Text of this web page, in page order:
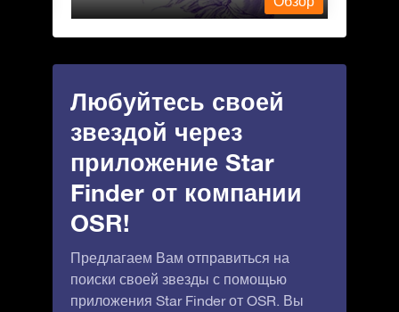
Любуйтесь своей
звездой через
приложение Star
Finder от компании
OSR!
Предлагаем Вам отправиться на
поиски своей звезды с помощью
приложения Star Finder от OSR. Вы